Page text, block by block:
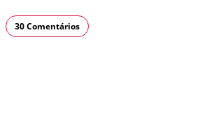
30 Comentários